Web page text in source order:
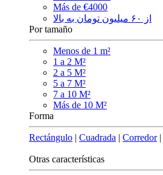
Más de €4000
از ۶۰ میلیون تومان به بالا
Por tamaño
Menos de 1 m²
1 a 2 M²
2 a 5 M²
5 a 7 M²
7 a 10 M²
Más de 10 M²
Forma
Rectángulo | Cuadrada | Corredor|
Otras características